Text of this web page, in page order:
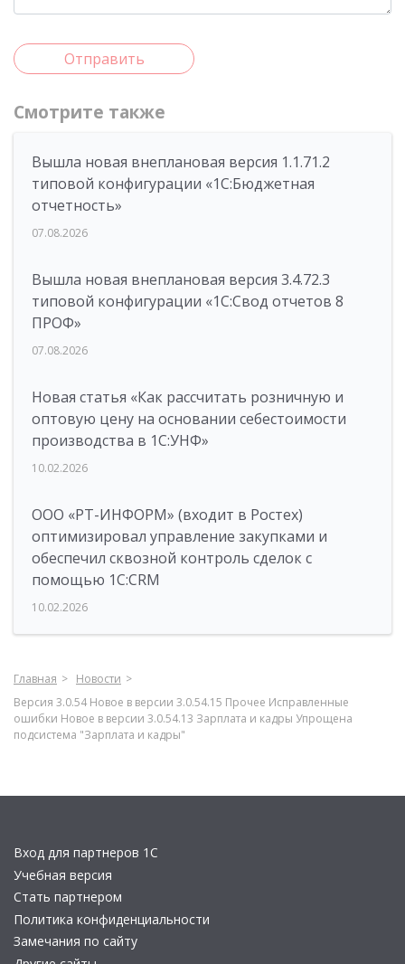
Отправить
Смотрите также
Вышла новая внеплановая версия 1.1.71.2
типовой конфигурации «1C:Бюджетная
отчетность»
07.08.2026
Вышла новая внеплановая версия 3.4.72.3
типовой конфигурации «1C:Свод отчетов 8
ПРОФ»
07.08.2026
Новая статья «Как рассчитать розничную и
оптовую цену на основании себестоимости
производства в 1С:УНФ»
10.02.2026
ООО «РТ-ИНФОРМ» (входит в Ростех)
оптимизировал управление закупками и
обеспечил сквозной контроль сделок с
помощью 1С:CRM
10.02.2026
Главная
Новости
Версия 3.0.54 Новое в версии 3.0.54.15 Прочее Исправленные
ошибки Новое в версии 3.0.54.13 Зарплата и кадры Упрощена
подсистема "Зарплата и кадры"
Вход для партнеров 1С
Учебная версия
Стать партнером
Политика конфиденциальности
Замечания по сайту